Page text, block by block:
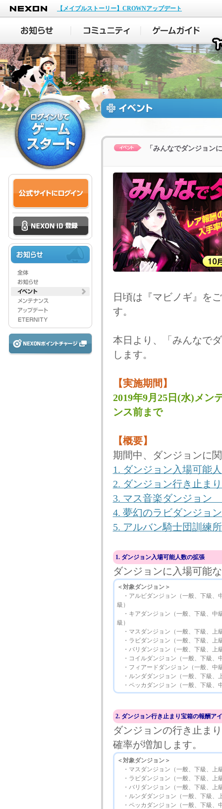
NEXON
【メイプルストーリー】CROWNアップデート
「みんなでダンジョン
日頃は『マビノギ』を
す。
本日より、「みんなで
します。
【実施期間】
2019年9月25日(水)メン
ンス前まで
【概要】
期間中、ダンジョンに
1. ダンジョン入場可能
2. ダンジョン行き止ま
3. マス音楽ダンジョン
4. 夢幻のラビダンジョ
5. アルバン騎士団訓練
1. ダンジョン入場可能人数の拡張
ダンジョンに入場可能
＜対象ダンジョン＞
・アルビダンジョン（一般、下級、
級）
・キアダンジョン（一般、下級、中
級）
・マスダンジョン（一般、下級、上
・ラビダンジョン（一般、下級、上
・バリダンジョン（一般、下級、上
・コイルダンジョン（一般、下級、
・フィアードダンジョン（一般、中
・ルンダダンジョン（一般、下級、
・ペッカダンジョン（一般、下級、
2. ダンジョン行き止まり宝箱の報酬ア
ダンジョンの行き止ま
確率が増加します。
＜対象ダンジョン＞
・マスダンジョン（一般、下級、上
・ラビダンジョン（一般、下級、上
・バリダンジョン（一般、下級、上
・ルンダダンジョン（一般、下級、
・ペッカダンジョン（一般、下級、